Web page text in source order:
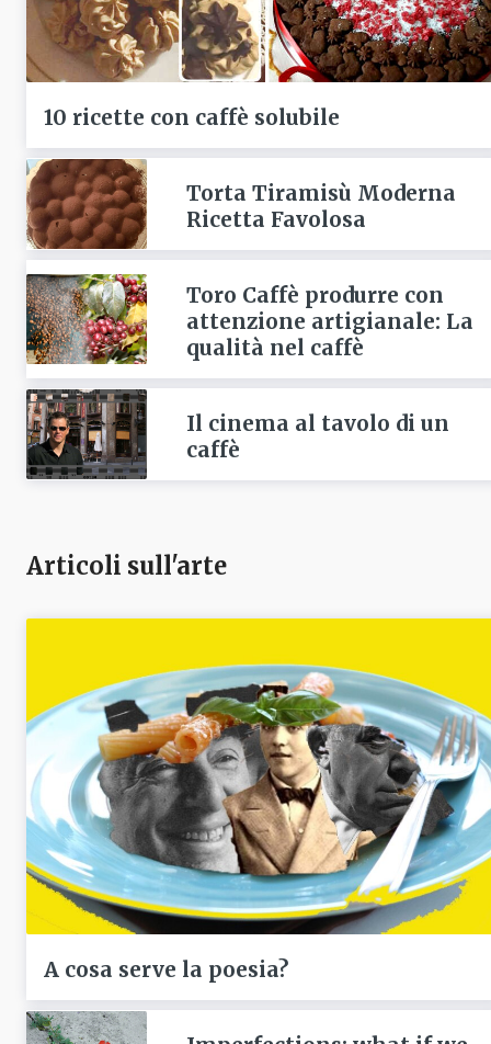
10 ricette con caffè solubile
Torta Tiramisù Moderna
Ricetta Favolosa
Toro Caffè produrre con
attenzione artigianale: La
qualità nel caffè
Il cinema al tavolo di un
caffè
Articoli sull'arte
A cosa serve la poesia?